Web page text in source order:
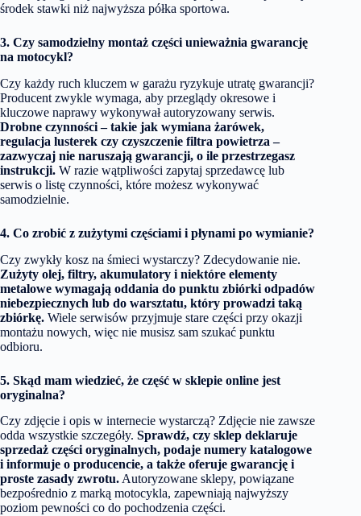
środek stawki niż najwyższa półka sportowa.
3. Czy samodzielny montaż części unieważnia gwarancję
na motocykl?
Czy każdy ruch kluczem w garażu ryzykuje utratę gwarancji?
Producent zwykle wymaga, aby przeglądy okresowe i
kluczowe naprawy wykonywał autoryzowany serwis.
Drobne czynności – takie jak wymiana żarówek,
regulacja lusterek czy czyszczenie filtra powietrza –
zazwyczaj nie naruszają gwarancji, o ile przestrzegasz
instrukcji. W razie wątpliwości zapytaj sprzedawcę lub
serwis o listę czynności, które możesz wykonywać
samodzielnie.
4. Co zrobić z zużytymi częściami i płynami po wymianie?
Czy zwykły kosz na śmieci wystarczy? Zdecydowanie nie.
Zużyty olej, filtry, akumulatory i niektóre elementy
metalowe wymagają oddania do punktu zbiórki odpadów
niebezpiecznych lub do warsztatu, który prowadzi taką
zbiórkę. Wiele serwisów przyjmuje stare części przy okazji
montażu nowych, więc nie musisz sam szukać punktu
odbioru.
5. Skąd mam wiedzieć, że część w sklepie online jest
oryginalna?
Czy zdjęcie i opis w internecie wystarczą? Zdjęcie nie zawsze
odda wszystkie szczegóły. Sprawdź, czy sklep deklaruje
sprzedaż części oryginalnych, podaje numery katalogowe
i informuje o producencie, a także oferuje gwarancję i
proste zasady zwrotu. Autoryzowane sklepy, powiązane
bezpośrednio z marką motocykla, zapewniają najwyższy
poziom pewności co do pochodzenia części.